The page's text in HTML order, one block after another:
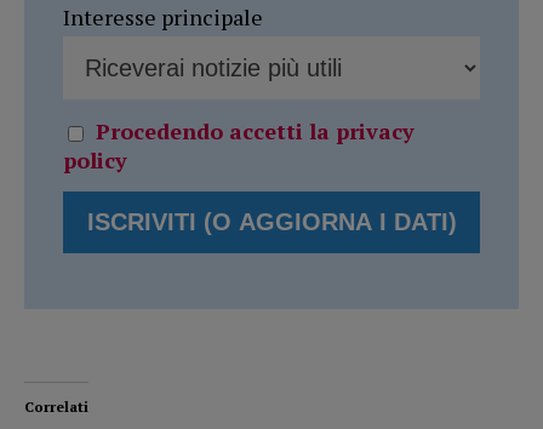
Interesse principale
Procedendo accetti la privacy
policy
Correlati